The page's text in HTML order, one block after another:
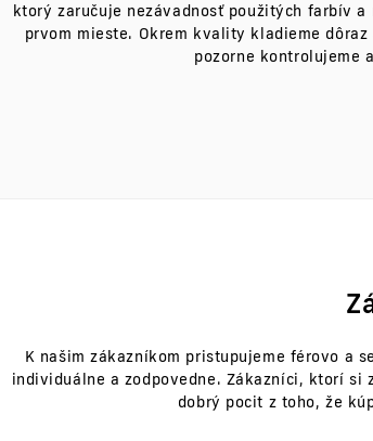
ktorý zaručuje nezávadnosť použitých farbív
prvom mieste. Okrem kvality kladieme
pozorne kontrolujeme
K našim zákazníkom pristupujeme férovo a
individuálne a zodpovedne. Zákazníci, ktorí
dobrý pocit z toho, že